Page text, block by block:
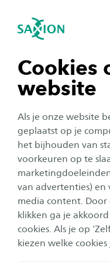
Cookies
website
Als je onze website
geplaatst op je
het bijhouden van
voorkeuren op te
van advertenties) en
media content. Door
klikken ga je
cookies. Als je op
kiezen welke
Navigatie openen
tonen
tonen
tonen
tonen
sluiten
Rik
voor
"Er moet veel
klimaatbestendig te
nodig. We leren je om
Door echte
een bijdrage om de
de
creëren van win-
wateropvangruimte
mogelijkheden voor